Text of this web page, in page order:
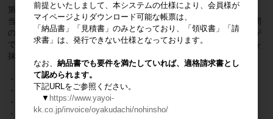
第6条（会員規約違反等）
当社は、下記のいずれかに該当する場合、直ちに、又は一定の予告期間
の後に、会員の当サイト利用を停止し、又は会員登録を抹消することが
できます。当社は、会員の当サイト利用を停止したか否か、会員登録を
抹消させたか否かに関し、何ら責任を負うものではありません。
・会員につき本規約違反がある場合
・会員として不適切な行為がある場合
・会員につき信用ないし財産状態の悪化又はそのおそれがある場合
・当社が当サービスの提供を廃止する場合
前提といたしまして、本システムの仕様により、会員様が
マイページよりダウンロード可能な帳票は、
「納品書」「見積書」のみとなっており、「領収書」「請
求書」は、発行できない仕様となっております。
なお、 納品書でも要件を満たしていれば、適格請求書とし
て認められます。
下記URLをご参照ください。
▼ https://www.yayoi-
kk.co.jp/invoice/oyakudachi/nohinsho/